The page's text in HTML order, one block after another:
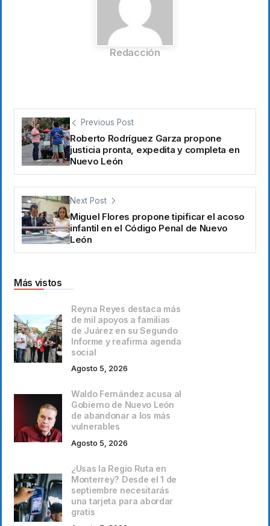
Redacción
Previous Post
Roberto Rodríguez Garza propone
justicia pronta, expedita y completa en
Nuevo León
Next Post
Miguel Flores propone tipificar el acoso
infantil en el Código Penal de Nuevo
León
Más vistos
Reyna Reyes destaca más
de mil apoyos a familias
de Juárez en su Segundo
Informe y reafirma agenda
social
Agosto 5, 2026
Waldo Fernández acusa al
Gobierno de Nuevo León
de abandonar a los más
vulnerables
Agosto 5, 2026
¿Usas la Regio Ruta en
Monterrey? Desde el 1 de
septiembre necesitarás
una tarjeta para abordar
gratis